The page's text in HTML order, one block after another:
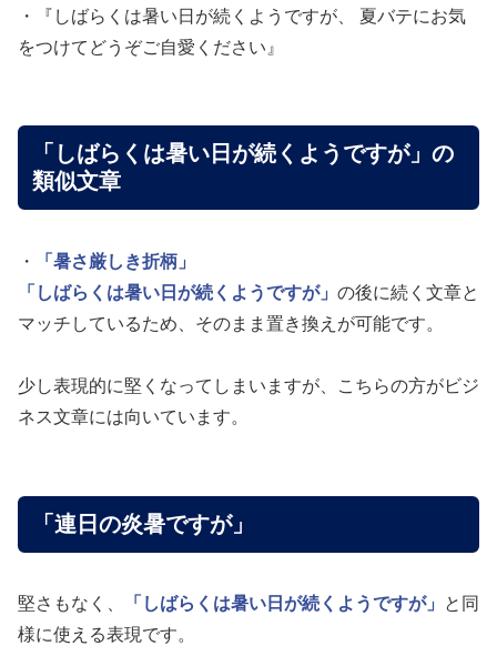
・『しばらくは暑い日が続くようですが、 夏バテにお気
をつけてどうぞご自愛ください』
「しばらくは暑い日が続くようですが」の
類似文章
・
「暑さ厳しき折柄」
「しばらくは暑い日が続くようですが」 の後に続く文章と
マッチしているため、そのまま置き換えが可能です。
少し表現的に堅くなってしまいますが、こちらの方がビジ
ネス文章には向いています。
「連日の炎暑ですが」
堅さもなく、 「しばらくは暑い日が続くようですが」
と同
様に使える表現です。